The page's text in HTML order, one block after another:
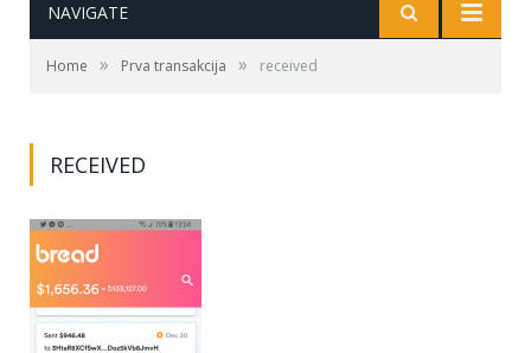
NAVIGATE
Home » Prva transakcija » received
RECEIVED